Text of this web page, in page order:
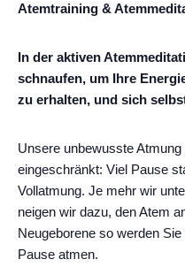
Atemtraining &
In der aktiven
schnaufen, um Ihre
zu erhalten, und sich
Unsere unbewusste
eingeschränkt: Viel Pause
Vollatmung. Je mehr wir
neigen wir dazu, den Atem
Neugeborene so werden
Pause atmen.